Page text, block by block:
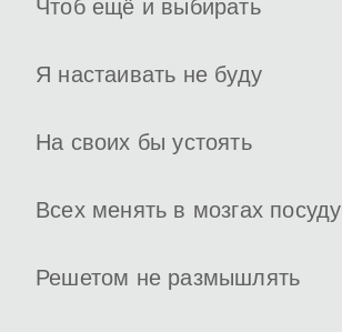
Чтоб ещё и выбирать
Я настаивать не буду
На своих бы устоять
Всех менять в мозгах посуду
Решетом не размышлять